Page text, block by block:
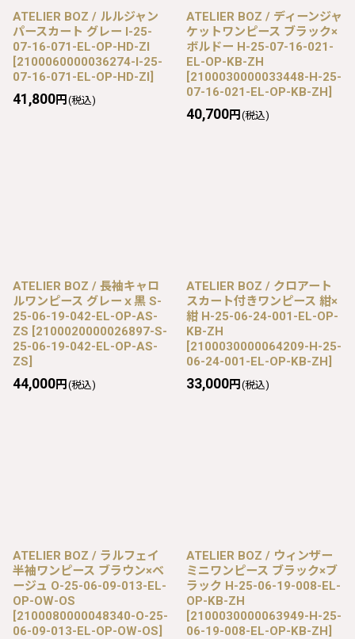
ATELIER BOZ / ルルジャン
パースカート グレー I-25-
07-16-071-EL-OP-HD-ZI
[2100060000036274-I-25-
07-16-071-EL-OP-HD-ZI]
41,800円 (税込)
ATELIER BOZ / ディーンジャ
ケットワンピース ブラック×
ボルドー H-25-07-16-021-
EL-OP-KB-ZH
[2100030000033448-H-25-
07-16-021-EL-OP-KB-ZH]
40,700円 (税込)
ATELIER BOZ / 長袖キャロ
ルワンピース グレーｘ黒 S-
25-06-19-042-EL-OP-AS-
ZS [2100020000026897-S-
25-06-19-042-EL-OP-AS-
ZS]
44,000円 (税込)
ATELIER BOZ / クロアート
スカート付きワンピース 紺×
紺 H-25-06-24-001-EL-OP-
KB-ZH
[2100030000064209-H-25-
06-24-001-EL-OP-KB-ZH]
33,000円 (税込)
ATELIER BOZ / ラルフェイ
半袖ワンピース ブラウン×ベ
ージュ O-25-06-09-013-EL-
OP-OW-OS
[2100080000048340-O-25-
06-09-013-EL-OP-OW-OS]
ATELIER BOZ / ウィンザー
ミニワンピース ブラック×ブ
ラック H-25-06-19-008-EL-
OP-KB-ZH
[2100030000063949-H-25-
06-19-008-EL-OP-KB-ZH]